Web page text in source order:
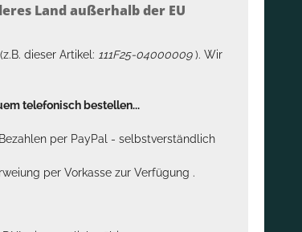
Land außerhalb der EU
(z.B. dieser Artikel: 111F25-04000009). Wir
telefonisch bestellen...
per PayPal - selbstverständlich
per Vorkasse zur Verfügung .